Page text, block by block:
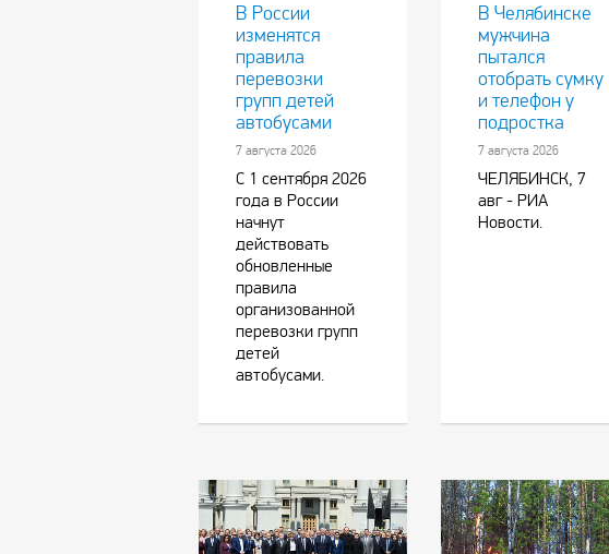
В России
изменятся
правила
перевозки
групп детей
автобусами
7 августа 2026
С 1 сентября 2026
года в России
начнут
действовать
обновленные
правила
организованной
перевозки групп
детей
автобусами.
В Челябинске
мужчина
пытался
отобрать сумку
и телефон у
подростка
7 августа 2026
ЧЕЛЯБИНСК, 7
авг - РИА
Новости.